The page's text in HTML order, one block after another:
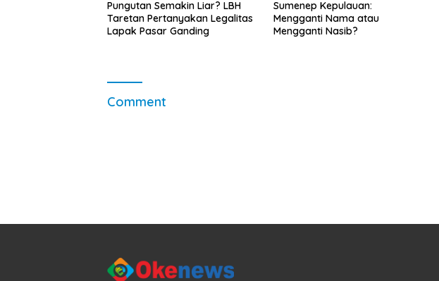
Pungutan Semakin Liar? LBH
Taretan Pertanyakan Legalitas
Lapak Pasar Ganding
Sumenep Kepulauan:
Mengganti Nama atau
Mengganti Nasib?
Comment